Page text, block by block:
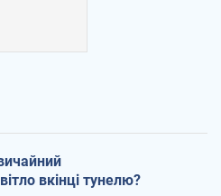
вкінці тунелю?